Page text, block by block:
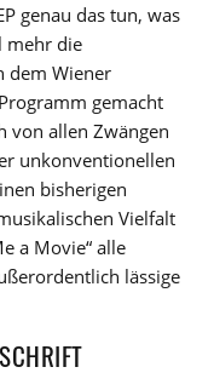
genau das tun, was
mehr die
dem Wiener
gemacht
von allen Zwängen
unkonventionellen
bisherigen
Vielfalt
a Movie“ alle
lässige